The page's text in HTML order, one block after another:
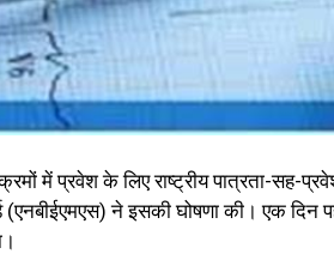
में प्रवेश के लिए राष्ट्रीय पात्रता-सह-
(एनबीईएमएस) ने इसकी घोषणा की। एक